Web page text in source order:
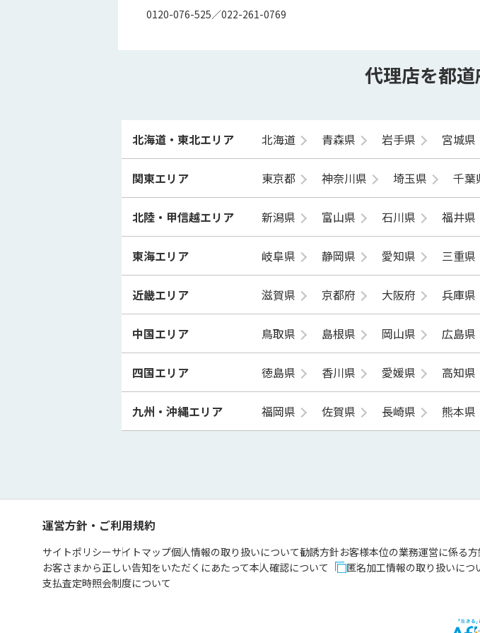
0120-076-525／022-261-0769
代理店を都
北海道・東北エリア 北海道 青森県 岩手県 宮城県
関東エリア 東京都 神奈川県 埼玉県 千葉
北陸・甲信越エリア 新潟県 富山県 石川県 福井県
東海エリア 岐阜県 静岡県 愛知県 三重県
近畿エリア 滋賀県 京都府 大阪府 兵庫県
中国エリア 鳥取県 島根県 岡山県 広島県
四国エリア 徳島県 香川県 愛媛県 高知県
九州・沖縄エリア 福岡県 佐賀県 長崎県 熊本県
運営方針・ご利用規約
サイトポリシーサイトマップ個人情報の取り扱いについて勧誘方針お客様本位の業務運営に係る方
お客さまから正しい告知をいただくにあたって本人確認について 匿名加工情報の取り扱いにつ
支払査定時照会制度について